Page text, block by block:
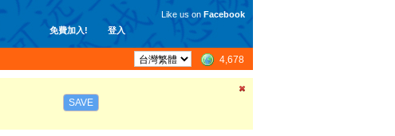
免費加入! 登入
Like us on Facebook
4,678
SAVE